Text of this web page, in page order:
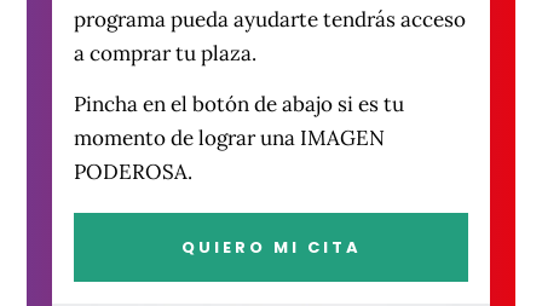
programa pueda ayudarte tendrás acceso
a comprar tu plaza.
Pincha en el botón de abajo si es tu
momento de lograr una IMAGEN
PODEROSA.
QUIERO MI CITA